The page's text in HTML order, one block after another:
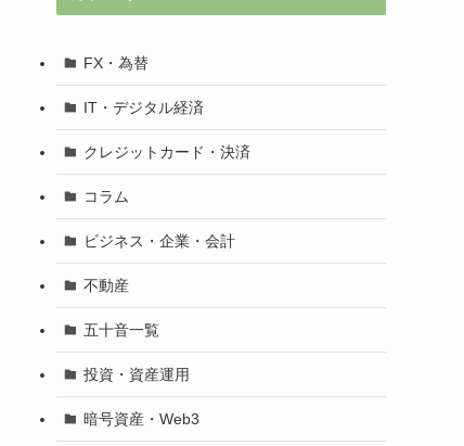
FX・為替
IT・デジタル経済
クレジットカード・決済
コラム
ビジネス・企業・会計
不動産
五十音一覧
投資・資産運用
暗号資産・Web3